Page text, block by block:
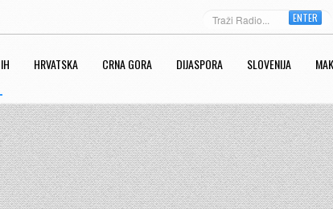
ENTER
HRVATSKA CRNA GORA DIJASPORA SLOVENIJA